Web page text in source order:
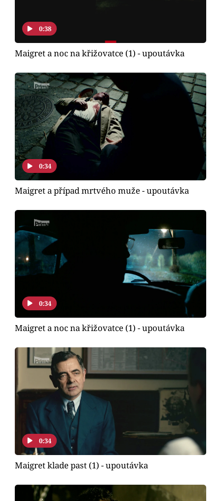
Sledujte prima+
Filmový festival Karlovy Vary
Pořady
Mámy sobě
Přihlášení
Sledujte nás
0:38
Maigret a noc na křižovatce (1) - upoutávka
0:34
Maigret a případ mrtvého muže - upoutávka
0:34
Maigret a noc na křižovatce (1) - upoutávka
0:34
Maigret klade past (1) - upoutávka